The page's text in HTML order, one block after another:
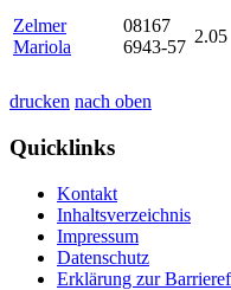
Zelmer
Mariola
08167
6943-57
2.05
drucken nach oben
Quicklinks
Kontakt
Inhaltsverzeichnis
Impressum
Datenschutz
Erklärung zur